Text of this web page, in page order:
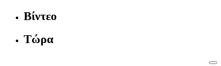
Βίντεο
Τώρα